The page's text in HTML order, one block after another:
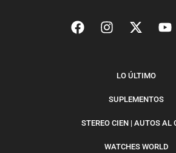
LO ÚLTIMO
SUPLEMENTOS
STEREO CIEN | AUTOS AL
WATCHES WORLD